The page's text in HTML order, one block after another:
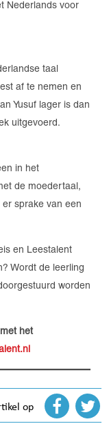
Nederlands voor
taal
af te nemen en
Yusuf lager is dan
uitgevoerd.
in het
de moedertaal,
sprake van een
en Leestalent
Wordt de leerling
worden
het
op